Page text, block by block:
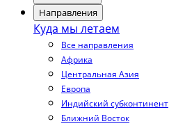
Направления
Куда мы летаем
Все направления
Африка
Центральная Азия
Европа
Индийский субконтинент
Ближний Восток